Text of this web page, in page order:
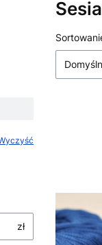
zł
Lista